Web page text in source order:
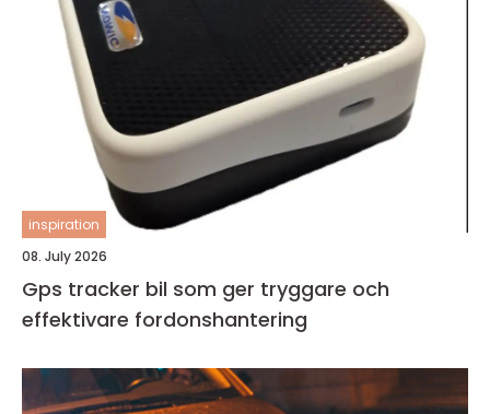
inspiration
08. July 2026
Gps tracker bil som ger tryggare och
effektivare fordonshantering